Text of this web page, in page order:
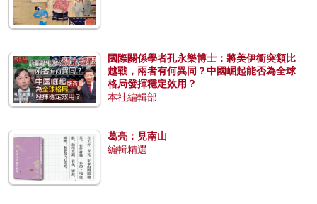
國際關係學者孔永樂博士：將美伊衝突類比
越戰，兩者有何異同？中國崛起能否為全球
格局發揮穩定效用？
本社編輯部
葛亮：見南山
編輯精選